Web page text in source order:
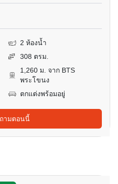
2 ห้องน้ำ
308 ตรม.
1,260 ม. จาก BTS
พระโขนง
ตกแต่งพร้อมอยู่
ามตอนนี้